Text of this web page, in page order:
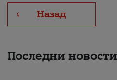
Назад
Последни новости